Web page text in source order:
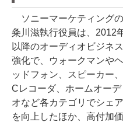
ソニーマーケティングの
粂川滋執行役員は、2012
以降のオーディオビジネス
強化で、ウォークマンやヘ
ッドフォン、スピーカー、I
Cレコーダ、ホームオーデ
オなど各カテゴリでシェア
を向上したほか、高付加価